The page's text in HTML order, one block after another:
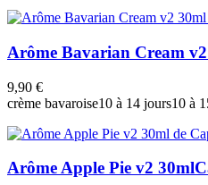
Arôme Bavarian Cream
9,90 €
crème bavaroise10 à 14 jours10 à
Arôme Apple Pie v2 30ml